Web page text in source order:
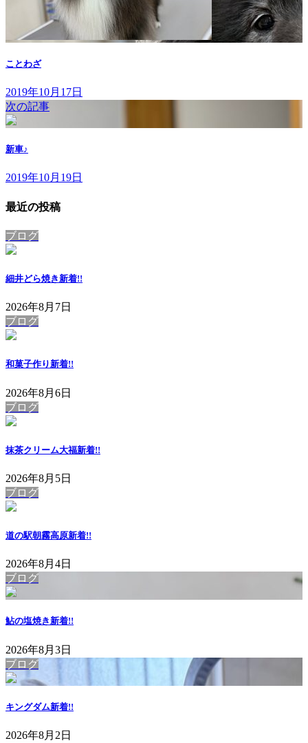
ことわざ
2019年10月17日
次の記事
新車♪
2019年10月19日
最近の投稿
ブログ
細井どら焼き新着!!
2026年8月7日
ブログ
和菓子作り新着!!
2026年8月6日
ブログ
抹茶クリーム大福新着!!
2026年8月5日
ブログ
道の駅朝霧高原新着!!
2026年8月4日
ブログ
鮎の塩焼き新着!!
2026年8月3日
ブログ
キングダム新着!!
2026年8月2日